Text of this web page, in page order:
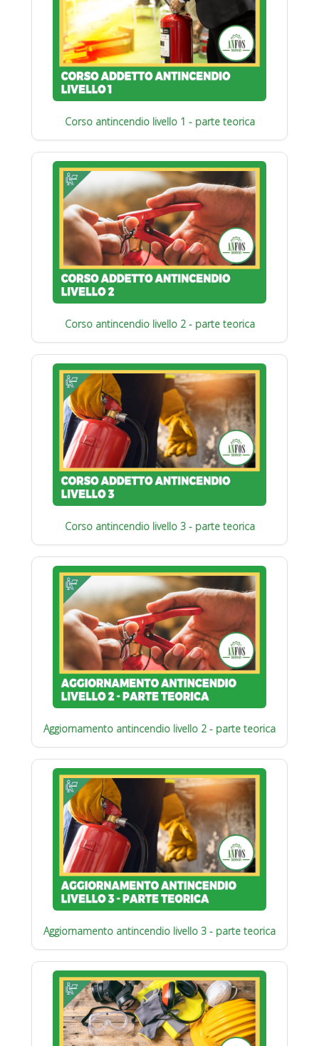
Corso antincendio livello 1 - parte teorica
Corso antincendio livello 2 - parte teorica
Corso antincendio livello 3 - parte teorica
Aggiornamento antincendio livello 2 - parte teorica
Aggiornamento antincendio livello 3 - parte teorica